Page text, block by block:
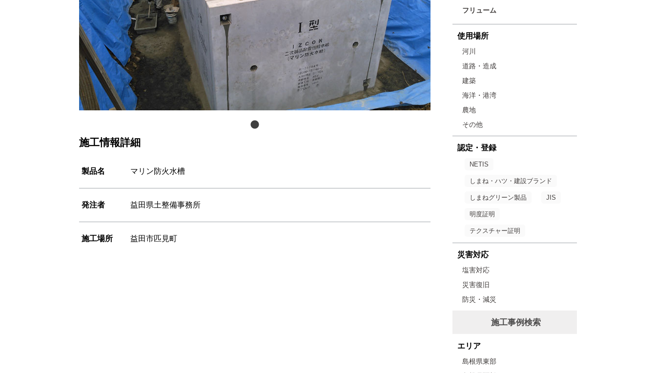
施工情報詳細
製品名 マリン防火水槽
発注者 益田県土整備事務所
施工場所 益田市匹見町
フリューム
使用場所
河川
道路・造成
建築
海洋・港湾
農地
その他
認定・登録
NETIS
しまね・ハツ・建設ブランド
しまねグリーン製品 JIS
明度証明
テクスチャー証明
災害対応
塩害対応
災害復旧
防災・減災
施工事例検索
エリア
島根県東部